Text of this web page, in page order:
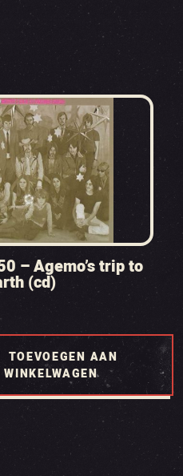
– Agemo’s trip to
(cd)
TOEVOEGEN AAN
WINKELWAGEN